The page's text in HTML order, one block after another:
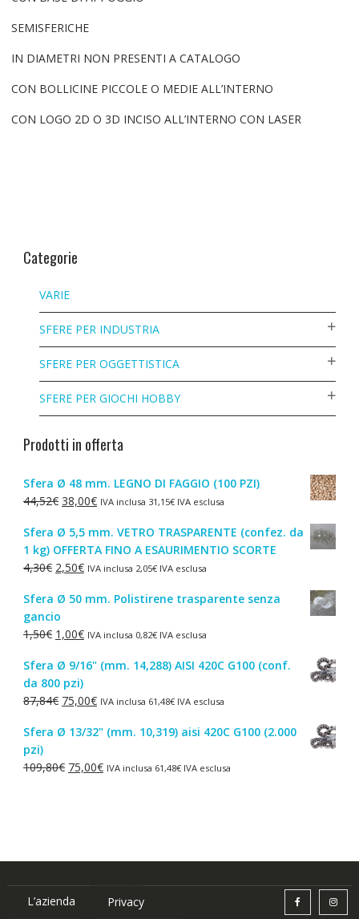
SEMISFERICHE
IN DIAMETRI NON PRESENTI A CATALOGO
CON BOLLICINE PICCOLE O MEDIE ALL’INTERNO
CON LOGO 2D O 3D INCISO ALL’INTERNO CON LASER
Categorie
VARIE
SFERE PER INDUSTRIA
SFERE PER OGGETTISTICA
SFERE PER GIOCHI HOBBY
Prodotti in offerta
Sfera Ø 48 mm. LEGNO DI FAGGIO (100 PZI)
44,52€ Il
originale
era:
44,52€.
38,00€Il
attuale
è:
38,00€.
IVA inclusa 31,15€IVA esclusa
Sfera Ø 5,5 mm. VETRO TRASPARENTE (confez. da
1 kg) OFFERTA FINO A ESAURIMENTIO SCORTE
4,30€ Il
originale
era:
4,30€.
2,50€Il
attuale
2,50€.
IVA inclusa 2,05€IVA esclusa
Sfera Ø 50 mm. Polistirene trasparente senza
gancio
1,50€ Il
originale
era:
1,50€.
1,00€Il
attuale
è:
1,00€.
IVA inclusa 0,82€IVA esclusa
Sfera Ø 9/16" (mm. 14,288) AISI 420C G100 (conf.
da 800 pzi)
87,84€ Il
originale
87,84€.
75,00€Il
attuale
75,00€.
IVA inclusa 61,48€IVA esclusa
Sfera Ø 13/32" (mm. 10,319) aisi 420C G100 (2.000
pzi)
109,80€ Il
75,00€IlIVA inclusa 61,48€IVA esclusa
L’azienda Privacy